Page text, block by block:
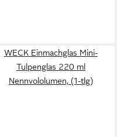
WECK Einmachglas Mini-
Tulpenglas 220 ml
Nennvololumen, (1-tlg)